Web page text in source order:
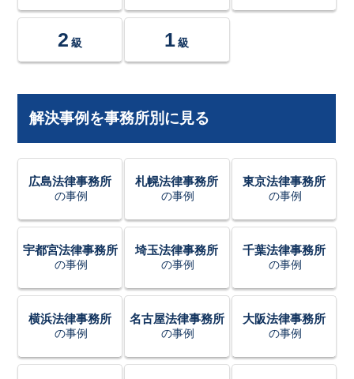
2 級 1 級
解決事例を事務所別に見る
広島法律事務所
の事例
札幌法律事務所
の事例
東京法律事務所
の事例
宇都宮法律事務所
の事例
埼玉法律事務所
の事例
千葉法律事務所
の事例
横浜法律事務所
の事例
名古屋法律事務所
の事例
大阪法律事務所
の事例